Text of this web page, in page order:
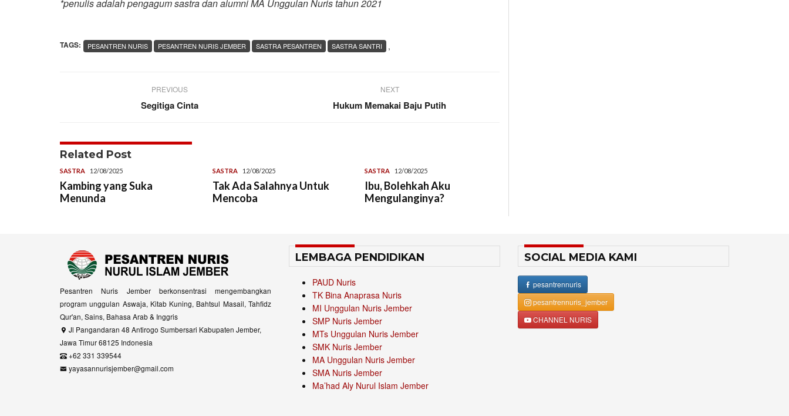
*penulis adalah pengagum sastra dan alumni MA Unggulan Nuris tahun 2021
TAGS: ,
PESANTREN NURIS PESANTREN NURIS JEMBER SASTRA PESANTREN SASTRA SANTRI
PREVIOUS
Segitiga Cinta
NEXT
Hukum Memakai Baju Putih
Related Post
SASTRA 12/08/2025
Kambing yang Suka
Menunda
SASTRA 12/08/2025
Tak Ada Salahnya Untuk
Mencoba
SASTRA 12/08/2025
Ibu, Bolehkah Aku
Mengulanginya?
Pesantren Nuris Jember berkonsentrasi mengembangkan
program unggulan Aswaja, Kitab Kuning, Bahtsul Masail, Tahfidz
Qur'an, Sains, Bahasa Arab & Inggris
Jl Pangandaran 48 Antirogo Sumbersari Kabupaten Jember,
Jawa Timur 68125 Indonesia
+62 331 339544
yayasannurisjember@gmail.com
LEMBAGA PENDIDIKAN
PAUD Nuris
TK Bina Anaprasa Nuris
MI Unggulan Nuris Jember
SMP Nuris Jember
MTs Unggulan Nuris Jember
SMK Nuris Jember
MA Unggulan Nuris Jember
SMA Nuris Jember
Ma’had Aly Nurul Islam Jember
SOCIAL MEDIA KAMI
pesantrennuris
pesantrennuris_jember
CHANNEL NURIS